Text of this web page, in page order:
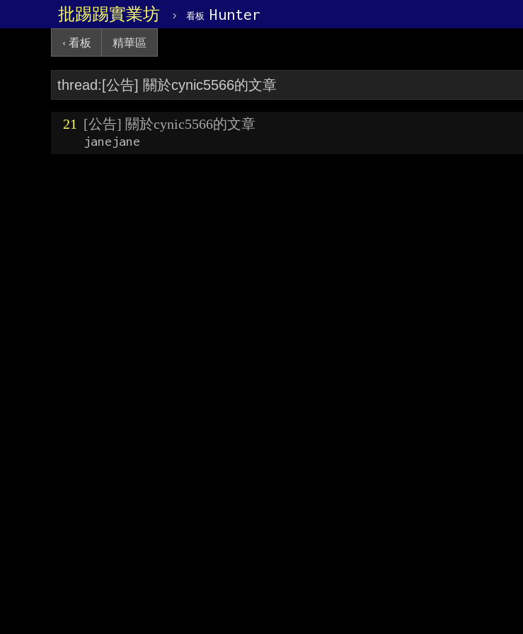
批踢踢實業坊 › 看板 Hunter
‹ 看板 精華區
21 [公告] 關於cynic5566的文章
janejane